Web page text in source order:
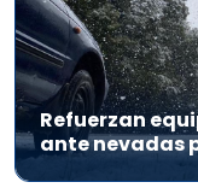
Refuerzan
ante nevadas